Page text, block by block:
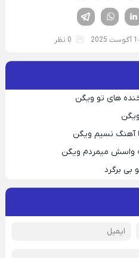
لینکدین تویتر
فیسوک
2025 0 نظر
های تو ویگن
آهنگ نسیم ویگن
واسش میمردم ویگن
بی برگرد